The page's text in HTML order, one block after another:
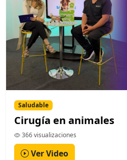
Saludable
Cirugía en animales
366 visualizaciones
Ver Video